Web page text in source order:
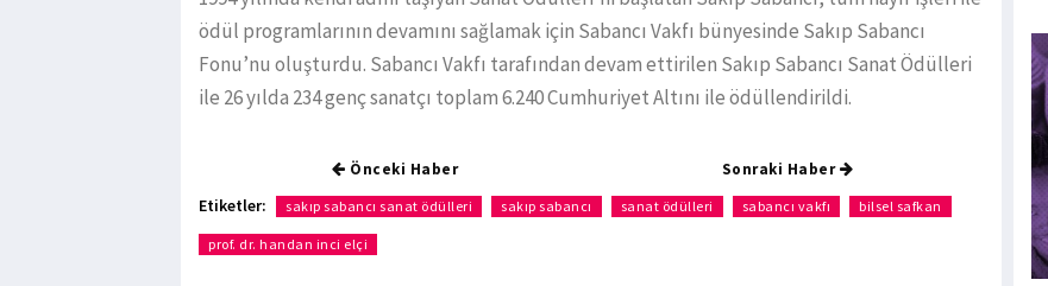
ödül programlarının devamını sağlamak için Sabancı Vakfı bünyesinde Sakıp Sabancı
Fonu’nu oluşturdu. Sabancı Vakfı tarafından devam ettirilen Sakıp Sabancı Sanat Ödülleri
ile 26 yılda 234 genç sanatçı toplam 6.240 Cumhuriyet Altını ile ödüllendirildi.
Önceki Haber Sonraki Haber
Etiketler: sakıp sabancı sanat ödülleri sakıp sabancı sanat ödülleri sabancı vakfı bilsel safkan
prof. dr. handan inci elçi